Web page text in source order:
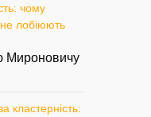
чому
лобіюють
Мироновичу
кластерність: